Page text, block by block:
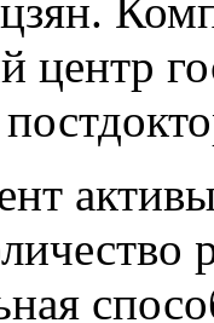
центр